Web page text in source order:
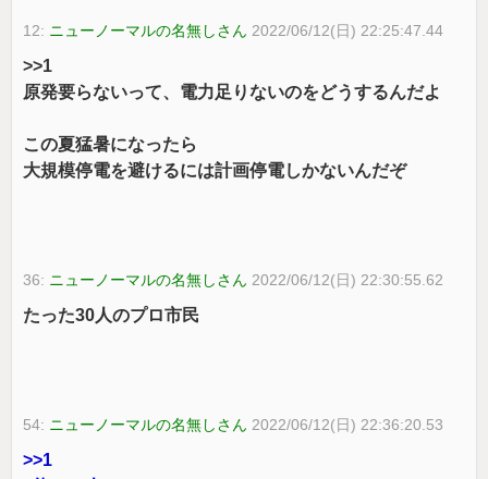
12: ニューノーマルの名無しさん 2022/06/12(日) 22:25:47.44
>>1
原発要らないって、電力足りないのをどうするんだよ
この夏猛暑になったら
大規模停電を避けるには計画停電しかないんだぞ
36: ニューノーマルの名無しさん 2022/06/12(日) 22:30:55.62
たった30人のプロ市民
54: ニューノーマルの名無しさん 2022/06/12(日) 22:36:20.53
>>1